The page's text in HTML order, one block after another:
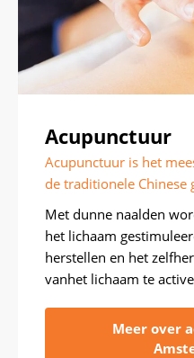
Acupunctuur
Acupunctuur is het
de traditionele Chinese
Met dunne naalden
het lichaam
herstellen en het
vanhet lichaam te
Meer over